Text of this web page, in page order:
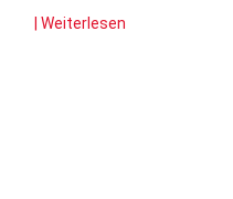
| Weiterlesen